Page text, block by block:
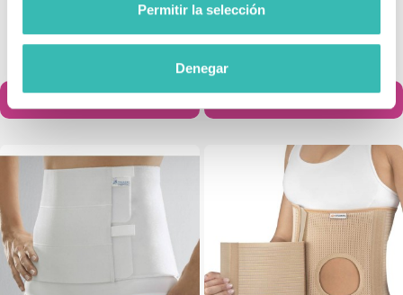
Permitir la selección
Denegar
Espaldera Transpirable |
Correctora Postural
Añadir al carrito 
Faja Dorsolumbar Lumbitec
Con Cierre Velcro
Añadir al carrito 